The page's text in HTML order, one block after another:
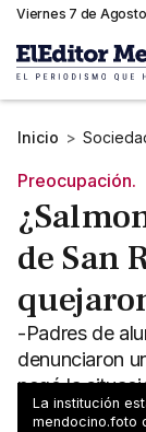
Viernes 7 de
Inicio >
Preocupación.
de San
-Padres de
denunciaron
negó la
hace de
La institución
mendocino.foto